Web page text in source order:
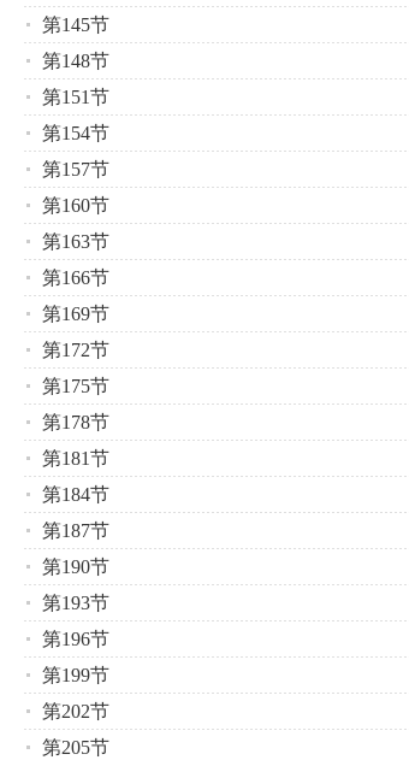
第145节
第148节
第151节
第154节
第157节
第160节
第163节
第166节
第169节
第172节
第175节
第178节
第181节
第184节
第187节
第190节
第193节
第196节
第199节
第202节
第205节